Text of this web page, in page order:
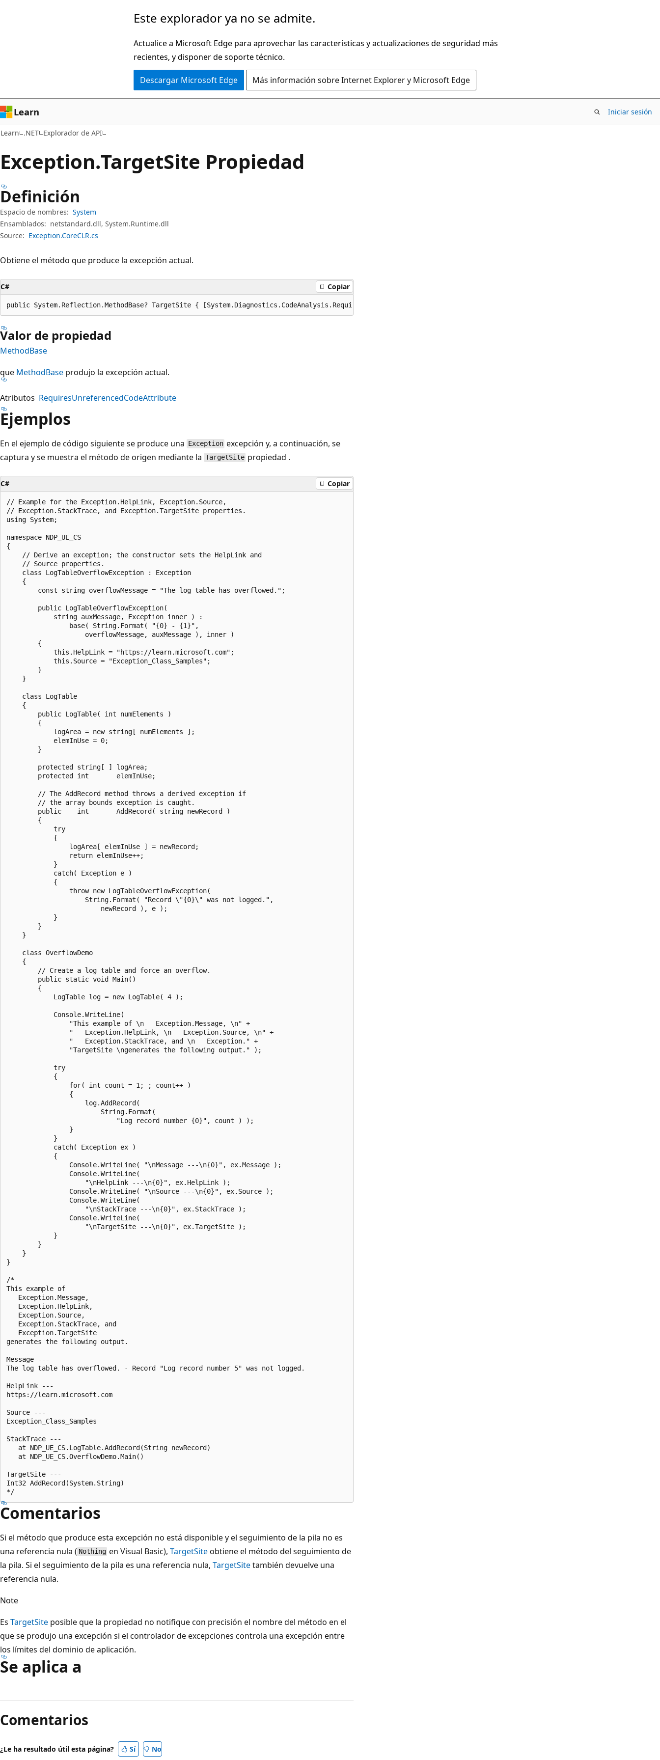
página
Este explorador ya no se admite.
Actualice a Microsoft Edge para aprovechar las características y actualizaciones de seguridad más
recientes, y disponer de soporte técnico.
Descargar Microsoft Edge Más información sobre Internet Explorer y Microsoft Edge
Learn Iniciar sesión
Learn .NET Explorador de API
Exception.TargetSite Propiedad
Definición
Espacio de nombres: System
Ensamblados: netstandard.dll, System.Runtime.dll
Source: Exception.CoreCLR.cs
Obtiene el método que produce la excepción actual.
C# Copiar
public System.Reflection.MethodBase? TargetSite { [System.Diagnostics.CodeAnalysis.RequiresUnreferencedCode("Metadata for the method might be incomplete or
Valor de propiedad
MethodBase
que MethodBase produjo la excepción actual.
Atributos RequiresUnreferencedCodeAttribute
Ejemplos
En el ejemplo de código siguiente se produce una Exception excepción y, a continuación, se
captura y se muestra el método de origen mediante la TargetSite propiedad .
C# Copiar
// Example for the Exception.HelpLink, Exception.Source,
// Exception.StackTrace, and Exception.TargetSite properties.
using System;
namespace NDP_UE_CS
{
    // Derive an exception; the constructor sets the HelpLink and
    // Source properties.
    class LogTableOverflowException : Exception
    {
        const string overflowMessage = "The log table has overflowed.";
        public LogTableOverflowException(
            string auxMessage, Exception inner ) :
                base( String.Format( "{0} - {1}",
                    overflowMessage, auxMessage ), inner )
        {
            this.HelpLink = "https://learn.microsoft.com";
            this.Source = "Exception_Class_Samples";
        }
    }
    class LogTable
    {
        public LogTable( int numElements )
        {
            logArea = new string[ numElements ];
            elemInUse = 0;
        }
        protected string[ ] logArea;
        protected int       elemInUse;
        // The AddRecord method throws a derived exception if
        // the array bounds exception is caught.
        public    int       AddRecord( string newRecord )
        {
            try
            {
                logArea[ elemInUse ] = newRecord;
                return elemInUse++;
            }
            catch( Exception e )
            {
                throw new LogTableOverflowException(
                    String.Format( "Record \"{0}\" was not logged.",
                        newRecord ), e );
            }
        }
    }
    class OverflowDemo
    {
        // Create a log table and force an overflow.
        public static void Main()
        {
            LogTable log = new LogTable( 4 );
            Console.WriteLine(
                "This example of \n   Exception.Message, \n" +
                "   Exception.HelpLink, \n   Exception.Source, \n" +
                "   Exception.StackTrace, and \n   Exception." +
                "TargetSite \ngenerates the following output." );
            try
            {
                for( int count = 1; ; count++ )
                {
                    log.AddRecord(
                        String.Format(
                            "Log record number {0}", count ) );
                }
            }
            catch( Exception ex )
            {
                Console.WriteLine( "\nMessage ---\n{0}", ex.Message );
                Console.WriteLine(
                    "\nHelpLink ---\n{0}", ex.HelpLink );
                Console.WriteLine( "\nSource ---\n{0}", ex.Source );
                Console.WriteLine(
                    "\nStackTrace ---\n{0}", ex.StackTrace );
                Console.WriteLine(
                    "\nTargetSite ---\n{0}", ex.TargetSite );
            }
        }
    }
}
/*
This example of
   Exception.Message,
   Exception.HelpLink,
   Exception.Source,
   Exception.StackTrace, and
   Exception.TargetSite
generates the following output.
Message ---
The log table has overflowed. - Record "Log record number 5" was not logged.
HelpLink ---
https://learn.microsoft.com
Source ---
Exception_Class_Samples
StackTrace ---
   at NDP_UE_CS.LogTable.AddRecord(String newRecord)
   at NDP_UE_CS.OverflowDemo.Main()
TargetSite ---
Int32 AddRecord(System.String)
Comentarios
Si el método que produce esta excepción no está disponible y el seguimiento de la pila no es
una referencia nula ( Nothing en Visual Basic),TargetSiteobtiene el método del seguimiento de
la pila. Si el seguimiento de la pila es una referencia nula, TargetSitetambién devuelve una
referencia nula.
Note
Es TargetSite posible que la propiedad no notifique con precisión el nombre del método en el
que se produjo una excepción si el controlador de excepciones controla una excepción entre
los límites del dominio de aplicación.
Se aplica a
Comentarios
¿Le ha resultado útil esta página? Sí No